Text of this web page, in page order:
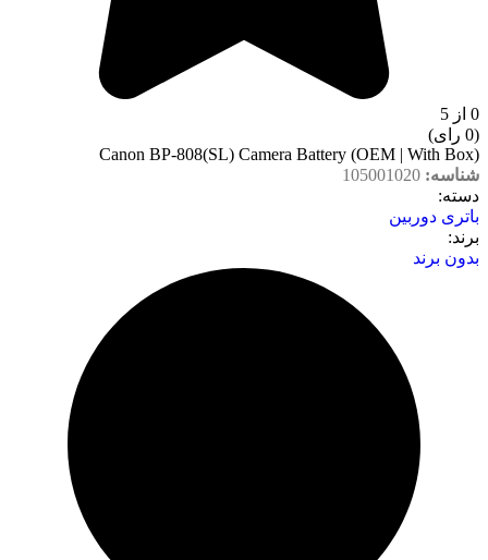
0 از 5
(0 رای)
Canon BP-808(SL) Camera Battery (OEM | With Box)
شناسه: 105001020
دسته‌:
باتری دوربین
برند:
بدون برند